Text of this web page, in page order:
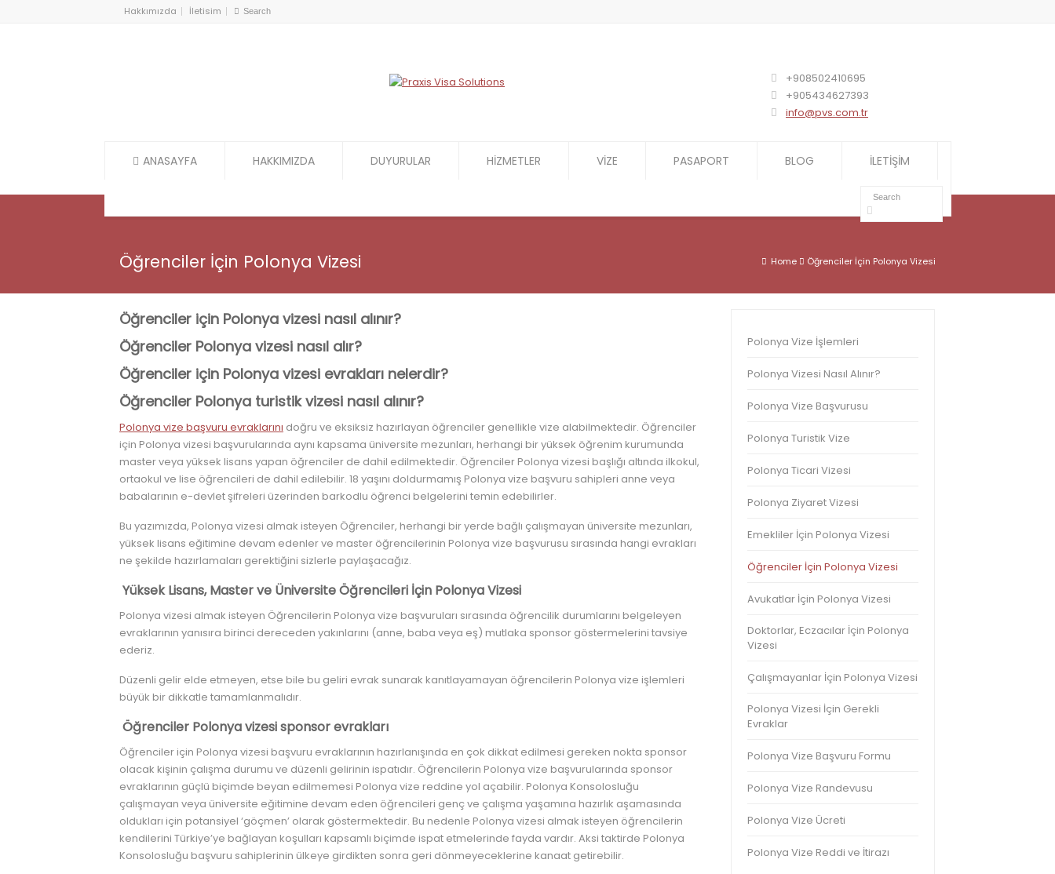
Hakkımızda İletisim
+908502410695
+905434627393
info@pvs.com.tr
ANASAYFA HAKKIMIZDA DUYURULAR HİZMETLER VİZE PASAPORT BLOG İLETİŞİM
Öğrenciler İçin Polonya Vizesi Home Öğrenciler İçin Polonya Vizesi
Öğrenciler için Polonya vizesi nasıl alınır?
Öğrenciler Polonya vizesi nasıl alır?
Öğrenciler için Polonya vizesi evrakları nelerdir?
Öğrenciler Polonya turistik vizesi nasıl alınır?
Polonya vize başvuru evraklarını doğru ve eksiksiz hazırlayan öğrenciler genellikle vize alabilmektedir. Öğrenciler
için Polonya vizesi başvurularında aynı kapsama üniversite mezunları, herhangi bir yüksek öğrenim kurumunda
master veya yüksek lisans yapan öğrenciler de dahil edilmektedir. Öğrenciler Polonya vizesi başlığı altında ilkokul,
ortaokul ve lise öğrencileri de dahil edilebilir. 18 yaşını doldurmamış Polonya vize başvuru sahipleri anne veya
babalarının e-devlet şifreleri üzerinden barkodlu öğrenci belgelerini temin edebilirler.
Bu yazımızda, Polonya vizesi almak isteyen Öğrenciler, herhangi bir yerde bağlı çalışmayan üniversite mezunları,
yüksek lisans eğitimine devam edenler ve master öğrencilerinin Polonya vize başvurusu sırasında hangi evrakları
ne şekilde hazırlamaları gerektiğini sizlerle paylaşacağız.
Yüksek Lisans, Master ve Üniversite Öğrencileri İçin Polonya Vizesi
Polonya vizesi almak isteyen Öğrencilerin Polonya vize başvuruları sırasında öğrencilik durumlarını belgeleyen
evraklarının yanısıra birinci dereceden yakınlarını (anne, baba veya eş) mutlaka sponsor göstermelerini tavsiye
ederiz.
Düzenli gelir elde etmeyen, etse bile bu geliri evrak sunarak kanıtlayamayan öğrencilerin Polonya vize işlemleri
büyük bir dikkatle tamamlanmalıdır.
Öğrenciler Polonya vizesi sponsor evrakları
Öğrenciler için Polonya vizesi başvuru evraklarının hazırlanışında en çok dikkat edilmesi gereken nokta sponsor
olacak kişinin çalışma durumu ve düzenli gelirinin ispatıdır. Öğrencilerin Polonya vize başvurularında sponsor
evraklarının güçlü biçimde beyan edilmemesi Polonya vize reddine yol açabilir. Polonya Konsolosluğu
çalışmayan veya üniversite eğitimine devam eden öğrencileri genç ve çalışma yaşamına hazırlık aşamasında
oldukları için potansiyel ‘göçmen’ olarak göstermektedir. Bu nedenle Polonya vizesi almak isteyen öğrencilerin
kendilerini Türkiye’ye bağlayan koşulları kapsamlı biçimde ispat etmelerinde fayda vardır. Aksi taktirde Polonya
Konsolosluğu başvuru sahiplerinin ülkeye girdikten sonra geri dönmeyeceklerine kanaat getirebilir.
Polonya Vize İşlemleri
Polonya Vizesi Nasıl Alınır?
Polonya Vize Başvurusu
Polonya Turistik Vize
Polonya Ticari Vizesi
Polonya Ziyaret Vizesi
Emekliler İçin Polonya Vizesi
Öğrenciler İçin Polonya Vizesi
Avukatlar İçin Polonya Vizesi
Doktorlar, Eczacılar İçin Polonya
Vizesi
Çalışmayanlar İçin Polonya Vizesi
Polonya Vizesi İçin Gerekli
Evraklar
Polonya Vize Başvuru Formu
Polonya Vize Randevusu
Polonya Vize Ücreti
Polonya Vize Reddi ve İtirazı